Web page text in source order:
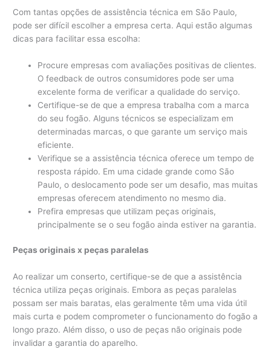
Com tantas opções de assistência técnica em São Paulo,
pode ser difícil escolher a empresa certa. Aqui estão algumas
dicas para facilitar essa escolha:
Procure empresas com avaliações positivas de clientes.
O feedback de outros consumidores pode ser uma
excelente forma de verificar a qualidade do serviço.
Certifique-se de que a empresa trabalha com a marca
do seu fogão. Alguns técnicos se especializam em
determinadas marcas, o que garante um serviço mais
eficiente.
Verifique se a assistência técnica oferece um tempo de
resposta rápido. Em uma cidade grande como São
Paulo, o deslocamento pode ser um desafio, mas muitas
empresas oferecem atendimento no mesmo dia.
Prefira empresas que utilizam peças originais,
principalmente se o seu fogão ainda estiver na garantia.
Peças originais x peças paralelas
Ao realizar um conserto, certifique-se de que a assistência
técnica utiliza peças originais. Embora as peças paralelas
possam ser mais baratas, elas geralmente têm uma vida útil
mais curta e podem comprometer o funcionamento do fogão a
longo prazo. Além disso, o uso de peças não originais pode
invalidar a garantia do aparelho.